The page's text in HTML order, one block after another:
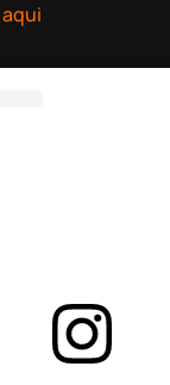
aqui